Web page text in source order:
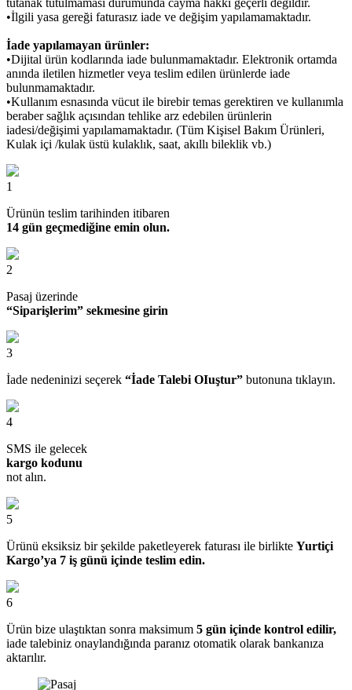
•İlgili yasa gereği faturasız iade ve değişim yapılamamaktadır.
İade yapılamayan ürünler:
•Dijital ürün kodlarında iade bulunmamaktadır. Elektronik ortamda
anında iletilen hizmetler veya teslim edilen ürünlerde iade
bulunmamaktadır.
•Kullanım esnasında vücut ile birebir temas gerektiren ve kullanımla
beraber sağlık açısından tehlike arz edebilen ürünlerin
iadesi/değişimi yapılamamaktadır. (Tüm Kişisel Bakım Ürünleri,
Kulak içi /kulak üstü kulaklık, saat, akıllı bileklik vb.)
1
Ürünün teslim tarihinden itibaren
14 gün geçmediğine emin olun.
2
Pasaj üzerinde
“Siparişlerim” sekmesine girin
3
İade nedeninizi seçerek “İade Talebi OIuştur” butonuna tıklayın.
4
SMS ile gelecek
kargo kodunu
not alın.
5
Ürünü eksiksiz bir şekilde paketleyerek faturası ile birlikte Yurtiçi
Kargo’ya 7 iş günü içinde teslim edin.
6
Ürün bize ulaştıktan sonra maksimum 5 gün içinde kontrol edilir,
iade talebiniz onaylandığında paranız otomatik olarak bankanıza
aktarılır.